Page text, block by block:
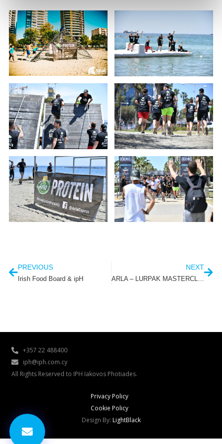
PREVIOUS
Irish Food Board & ipH
NEXT
ARLA – LURPAK MASTERCLASSES
+357 22 488400
iph@iph.com.cy
All Rights Reserved to IPH Iakovos Photiades.
Privacy Policy
Cookie Policy
Design By: LightBlack